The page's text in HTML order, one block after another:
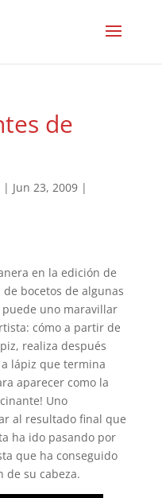
de
| Jun 23, 2009|
en la edición de
bocetos de algunas
uno maravillar
cómo a partir de
realiza después
lápiz que termina
aparecer como la
Uno
al resultado final que
ha ido pasando por
que ha conseguido
de su cabeza.